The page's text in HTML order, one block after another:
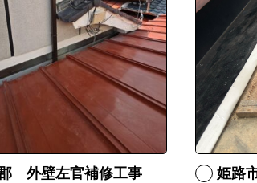
外壁左官補修工事 姫路